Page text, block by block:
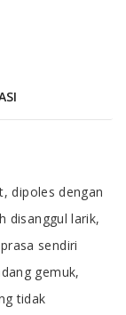
dipoles dengan
disanggul larik,
sendiri
gemuk,
tidak